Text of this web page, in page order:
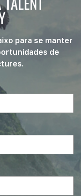
para se manter
de